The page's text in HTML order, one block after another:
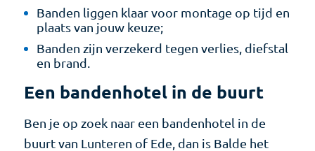
Banden liggen klaar voor montage op tijd en
plaats van jouw keuze;
Banden zijn verzekerd tegen verlies, diefstal
en brand.
Een bandenhotel in de buurt
Ben je op zoek naar een bandenhotel in de
buurt van Lunteren of Ede, dan is Balde het